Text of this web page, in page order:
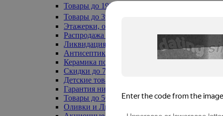
Товары до 199₽
Товары до 399₽
Этажерки, обувницы
Распродажа текстиля до -50%
Ликвидация до -70%
Антисептики
Керамика по 129 руб
Скидки до 70%
Детские товары
Гарантия низкой цены
Товары до 500 руб
Оливки и Лимоны